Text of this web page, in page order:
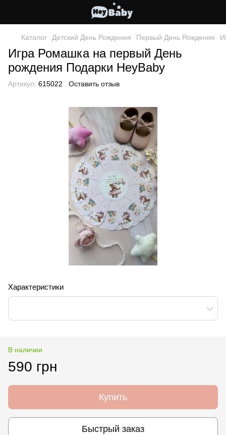
Каталог Детский День Рождения Первый День Рождения
Игра Ромашка на первый День
рождения Подарки HeyBaby
Артикул: 615022 Оставить отзыв
Характеристики
В наличии
590 грн
Купить
Быстрый заказ